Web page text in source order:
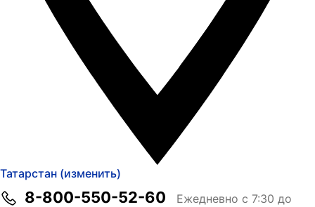
Татарстан (изменить)
8-800-550-52-60 Ежедневно с 7:30 до